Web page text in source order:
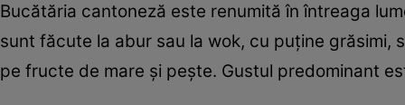
Bucătăria cantoneză este renumită în întreaga
sunt făcute la abur sau la wok, cu puţine grăsimi,
pe fructe de mare şi peşte. Gustul predominant